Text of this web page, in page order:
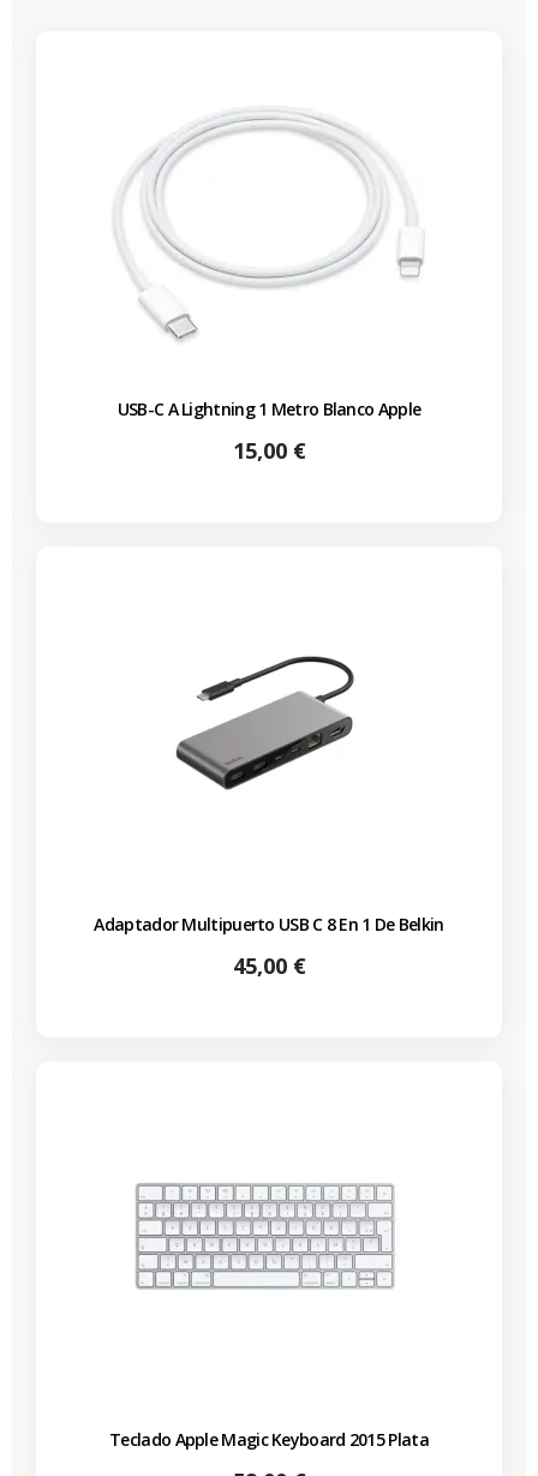
USB-C A Lightning 1 Metro Blanco Apple
Precio
15,00 €
Adaptador Multipuerto USB C 8 En 1 De Belkin
Precio
45,00 €
Teclado Apple Magic Keyboard 2015 Plata